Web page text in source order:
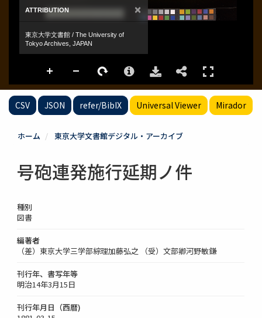
CSV JSON refer/BibIX Universal Viewer Mirador
ホーム 東京大学文書館デジタル・アーカイブ
号砲連発施行延期ノ件
種別
図書
編著者
（差）東京大学三学部綜理加藤弘之 （受）文部卿河野敏鎌
刊行年、書写年等
明治14年3月15日
刊行年月日（西暦)